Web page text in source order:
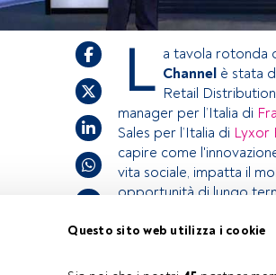
Questo sito web utilizza i cookie
di lettura: 1 min.
L a tavola rotonda
Channel è stata
Retail
manager per l’Italia di
Sales per l’Italia di Lyxor
capire come
vita sociale, impatta il
opportunità di lungo